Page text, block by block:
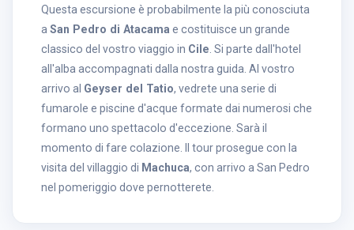
Questa escursione è probabilmente la più conosciuta
a San Pedro di Atacama e costituisce un grande
classico del vostro viaggio in Cile . Si parte dall'hotel
all'alba accompagnati dalla nostra guida. Al vostro
arrivo al Geyser del Tatio, vedrete una serie di
fumarole e piscine d'acque formate dai numerosi che
formano uno spettacolo d'eccezione. Sarà il
momento di fare colazione. Il tour prosegue con la
visita del villaggio di Machuca, con arrivo a San Pedro
nel pomeriggio dove pernotterete.